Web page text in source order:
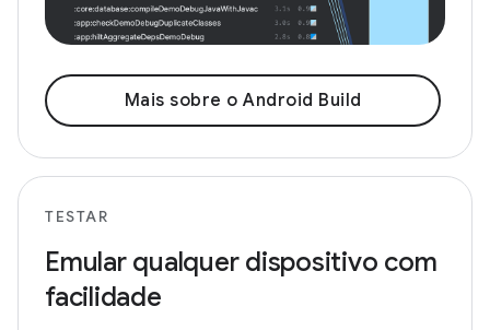
Mais sobre o Android Build
TESTAR
Emular qualquer dispositivo com
facilidade